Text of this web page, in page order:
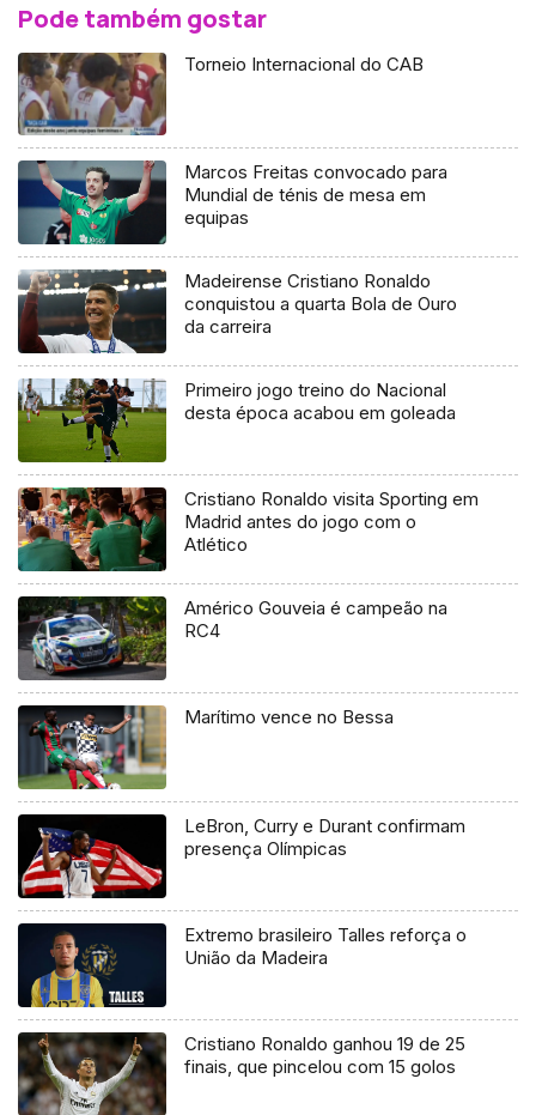
Pode também gostar
Torneio Internacional do CAB
Marcos Freitas convocado para
Mundial de ténis de mesa em
equipas
Madeirense Cristiano Ronaldo
conquistou a quarta Bola de Ouro
da carreira
Primeiro jogo treino do Nacional
desta época acabou em goleada
Cristiano Ronaldo visita Sporting em
Madrid antes do jogo com o
Atlético
Américo Gouveia é campeão na
RC4
Marítimo vence no Bessa
LeBron, Curry e Durant confirmam
presença Olímpicas
Extremo brasileiro Talles reforça o
União da Madeira
Cristiano Ronaldo ganhou 19 de 25
finais, que pincelou com 15 golos